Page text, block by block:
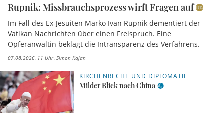
Rupnik: Missbrauchsprozess wirft Fragen auf
Im Fall des Ex-Jesuiten Marko Ivan Rupnik dementiert der
Vatikan Nachrichten über einen Freispruch. Eine
Opferanwältin beklagt die Intransparenz des Verfahrens.
07.08.2026, 11 Uhr Simon Kajan
KIRCHENRECHT UND DIPLOMATIE
Milder Blick nach China